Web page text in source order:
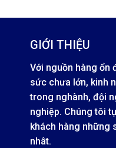
GIỚI THIỆU
Với nguồn hàng ổn
sức chưa lớn, kinh
trong nghành, đội
nghiệp. Chúng tôi
khách hàng những
nhât.